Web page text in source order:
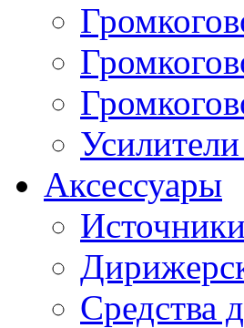
Аксессуары
Средства